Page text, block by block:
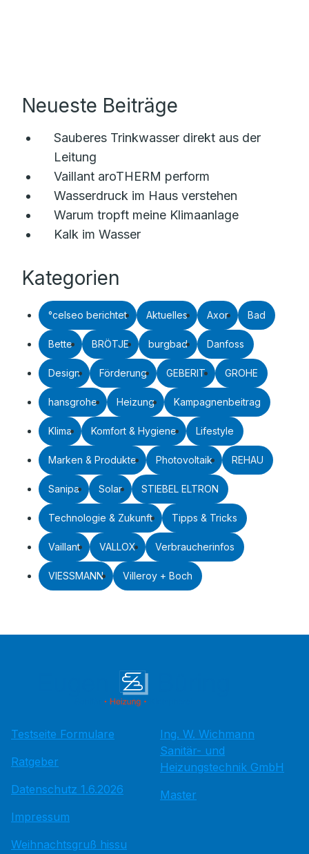
Neueste Beiträge
Sauberes Trinkwasser direkt aus der
Leitung
Vaillant aroTHERM perform
Wasserdruck im Haus verstehen
Warum tropft meine Klimaanlage
Kalk im Wasser
Kategorien
°celseo berichtet Aktuelles Axor Bad
Bette BRÖTJE burgbad Danfoss
Design Förderung GEBERIT GROHE
hansgrohe Heizung Kampagnenbeitrag
Klima Komfort & Hygiene Lifestyle
Marken & Produkte Photovoltaik REHAU
Sanipa Solar STIEBEL ELTRON
Technologie & Zukunft Tipps & Tricks
Vaillant VALLOX Verbraucherinfos
VIESSMANN Villeroy + Boch
Testseite Formulare
Ratgeber
Datenschutz 1.6.2026
Impressum
Weihnachtsgruß hissu
Ing. W. Wichmann
Sanitär- und
Heizungstechnik GmbH
Master